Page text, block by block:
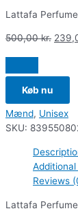
Lattafa
500,00kr.
Køb nu
Mænd, Unisex
SKU:
Reviews
Lattafa